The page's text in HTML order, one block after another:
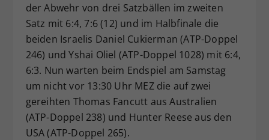
der Abwehr von drei Satzbällen im zweiten
Satz mit 6:4, 7:6 (12) und im Halbfinale die
beiden Israelis Daniel Cukierman (ATP-Doppel
246) und Yshai Oliel (ATP-Doppel 1028) mit 6:4,
6:3. Nun warten beim Endspiel am Samstag
um nicht vor 13:30 Uhr MEZ die auf zwei
gereihten Thomas Fancutt aus Australien
(ATP-Doppel 238) und Hunter Reese aus den
USA (ATP-Doppel 265).